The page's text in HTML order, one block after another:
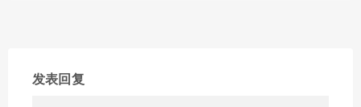
发表回复